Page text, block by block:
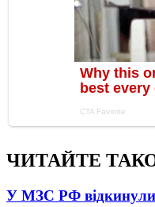
ЧИТАЙТЕ
У МЗС РФ відкинули